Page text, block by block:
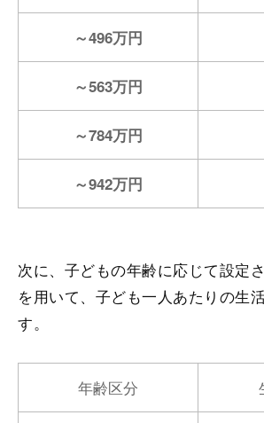
～496万円
～563万円
～784万円
～942万円
次に、子どもの年齢に応じて設定
を用いて、子ども一人あたりの生
す。
年齢区分